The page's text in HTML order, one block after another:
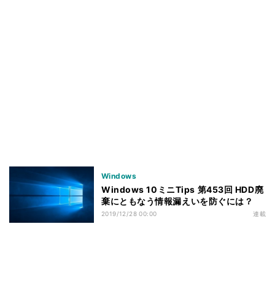
Windows
Windows 10ミニTips 第453回 HDD廃
棄にともなう情報漏えいを防ぐには？
2019/12/28 00:00 連載